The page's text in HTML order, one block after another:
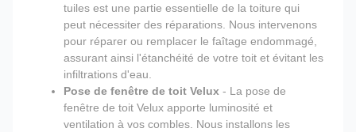
tuiles est une partie essentielle de la toiture qui
peut nécessiter des réparations. Nous intervenons
pour réparer ou remplacer le faîtage endommagé,
assurant ainsi l'étanchéité de votre toit et évitant les
infiltrations d'eau.
Pose de fenêtre de toit Velux - La pose de
fenêtre de toit Velux apporte luminosité et
ventilation à vos combles. Nous installons les